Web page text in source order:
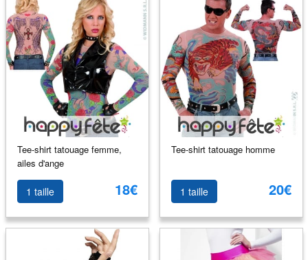
Tee-shirt tatouage femme,
ailes d'ange
1 taille 18€
Tee-shirt tatouage homme
1 taille 20€